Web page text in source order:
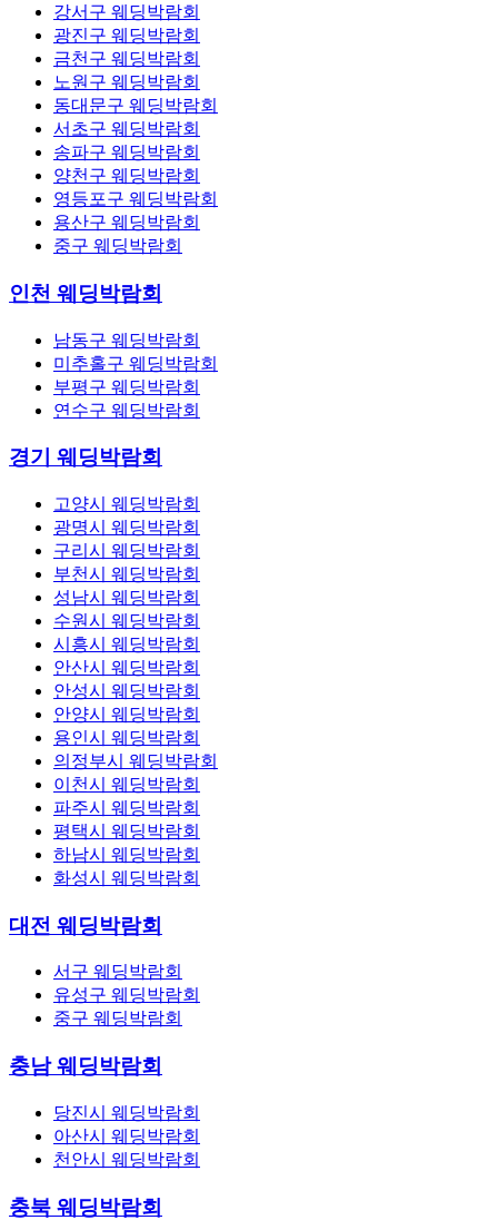
강서구 웨딩박람회
광진구 웨딩박람회
금천구 웨딩박람회
노원구 웨딩박람회
동대문구 웨딩박람회
서초구 웨딩박람회
송파구 웨딩박람회
양천구 웨딩박람회
영등포구 웨딩박람회
용산구 웨딩박람회
중구 웨딩박람회
인천 웨딩박람회
남동구 웨딩박람회
미추홀구 웨딩박람회
부평구 웨딩박람회
연수구 웨딩박람회
경기 웨딩박람회
고양시 웨딩박람회
광명시 웨딩박람회
구리시 웨딩박람회
부천시 웨딩박람회
성남시 웨딩박람회
수원시 웨딩박람회
시흥시 웨딩박람회
안산시 웨딩박람회
안성시 웨딩박람회
안양시 웨딩박람회
용인시 웨딩박람회
의정부시 웨딩박람회
이천시 웨딩박람회
파주시 웨딩박람회
평택시 웨딩박람회
하남시 웨딩박람회
화성시 웨딩박람회
대전 웨딩박람회
서구 웨딩박람회
유성구 웨딩박람회
중구 웨딩박람회
충남 웨딩박람회
당진시 웨딩박람회
아산시 웨딩박람회
천안시 웨딩박람회
충북 웨딩박람회